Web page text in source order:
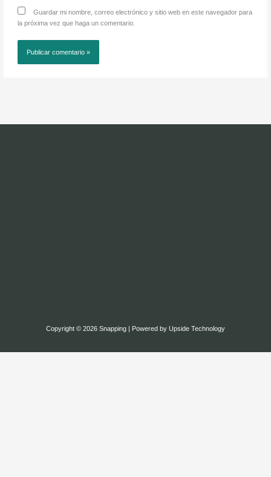
Guardar mi nombre, correo electrónico y sitio web en este navegador para
la próxima vez que haga un comentario.
Copyright © 2026 Snapping | Powered by Upside Technology